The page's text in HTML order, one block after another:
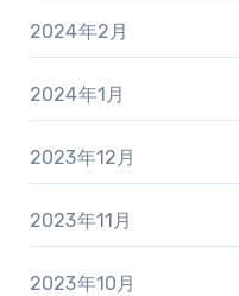
2024年2月
2024年1月
2023年12月
2023年11月
2023年10月